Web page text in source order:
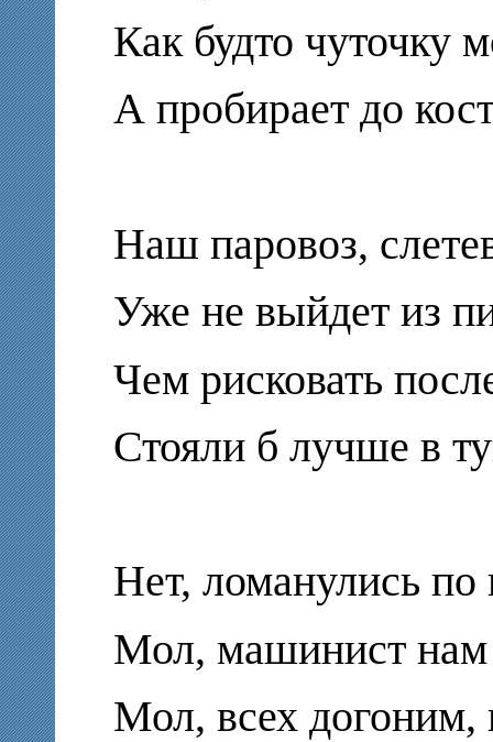
Как будто чуточку
А пробирает до
Наш паровоз,
Уже не выйдет из
Чем рисковать
Стояли б лучше в
Нет, ломанулись по
Мол, машинист нам
Мол, всех догоним,